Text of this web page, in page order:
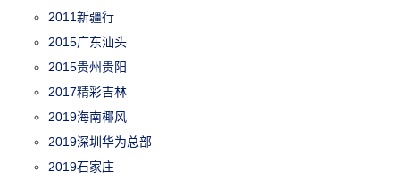
2011新疆行
2015广东汕头
2015贵州贵阳
2017精彩吉林
2019海南椰风
2019深圳华为总部
2019石家庄